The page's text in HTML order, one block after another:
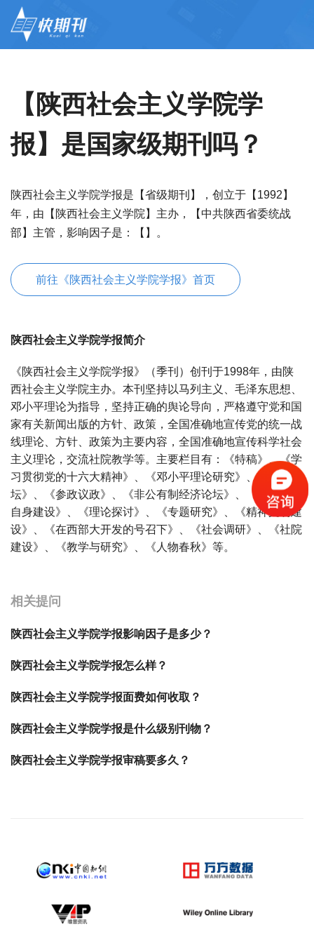
【陕西社会主义学院学
报】是国家级期刊吗？
陕西社会主义学院学报是【省级期刊】，创立于【1992】
年，由【陕西社会主义学院】主办，【中共陕西省委统战
部】主管，影响因子是：【】。
前往《陕西社会主义学院学报》首页
陕西社会主义学院学报简介
《陕西社会主义学院学报》（季刊）创刊于1998年，由陕
西社会主义学院主办。本刊坚持以马列主义、毛泽东思想、
邓小平理论为指导，坚持正确的舆论导向，严格遵守党和国
家有关新闻出版的方针、政策，全国准确地宣传党的统一战
线理论、方针、政策为主要内容，全国准确地宣传科学社会
主义理论，交流社院教学等。主要栏目有：《特稿》、《学
习贯彻党的十六大精神》、《邓小平理论研究》、《统战论
坛》、《参政议政》、《非公有制经济论坛》、《民主党派
自身建设》、《理论探讨》、《专题研究》、《精神文明建
设》、《在西部大开发的号召下》、《社会调研》、《社院
建设》、《教学与研究》、《人物春秋》等。
相关提问
陕西社会主义学院学报影响因子是多少？
陕西社会主义学院学报怎么样？
陕西社会主义学院学报面费如何收取？
陕西社会主义学院学报是什么级别刊物？
陕西社会主义学院学报审稿要多久？